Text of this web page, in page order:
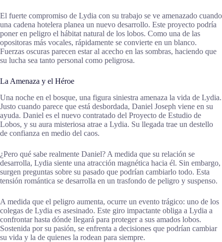
El fuerte compromiso de Lydia con su trabajo se ve amenazado cuando
una cadena hotelera planea un nuevo desarrollo. Este proyecto podría
poner en peligro el hábitat natural de los lobos. Como una de las
opositoras más vocales, rápidamente se convierte en un blanco.
Fuerzas oscuras parecen estar al acecho en las sombras, haciendo que
su lucha sea tanto personal como peligrosa.
La Amenaza y el Héroe
Una noche en el bosque, una figura siniestra amenaza la vida de Lydia.
Justo cuando parece que está desbordada, Daniel Joseph viene en su
ayuda. Daniel es el nuevo contratado del Proyecto de Estudio de
Lobos, y su aura misteriosa atrae a Lydia. Su llegada trae un destello
de confianza en medio del caos.
¿Pero qué sabe realmente Daniel? A medida que su relación se
desarrolla, Lydia siente una atracción magnética hacia él. Sin embargo,
surgen preguntas sobre su pasado que podrían cambiarlo todo. Esta
tensión romántica se desarrolla en un trasfondo de peligro y suspenso.
A medida que el peligro aumenta, ocurre un evento trágico: uno de los
colegas de Lydia es asesinado. Este giro impactante obliga a Lydia a
confrontar hasta dónde llegará para proteger a sus amados lobos.
Sostenida por su pasión, se enfrenta a decisiones que podrían cambiar
su vida y la de quienes la rodean para siempre.